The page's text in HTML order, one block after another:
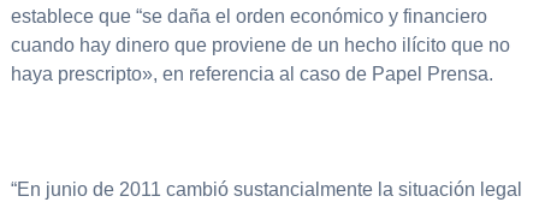
establece que “se daña el orden económico y financiero
cuando hay dinero que proviene de un hecho ilícito que no
haya prescripto», en referencia al caso de Papel Prensa.
“En junio de 2011 cambió sustancialmente la situación legal